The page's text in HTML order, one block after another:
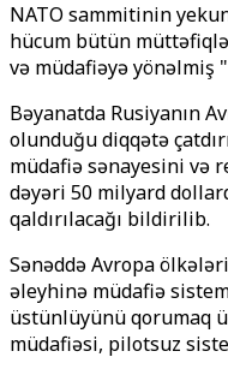
NATO sammitinin
hücum bütün
və müdafiəyə yönəlmiş
Bəyanatda Rusiyanın
olunduğu diqqətə
müdafiə sənayesini və
dəyəri 50 milyard
qaldırılacağı bildirilib.
Sənəddə Avropa
əleyhinə müdafiə
üstünlüyünü qorumaq
müdafiəsi, pilotsuz